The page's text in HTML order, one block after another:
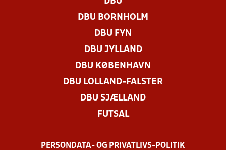
DBU BORNHOLM
DBU FYN
DBU JYLLAND
DBU KØBENHAVN
DBU LOLLAND-FALSTER
DBU SJÆLLAND
FUTSAL
PERSONDATA- OG PRIVATLIVS-POLITIK